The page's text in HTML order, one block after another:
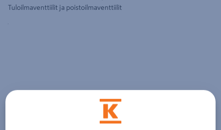
Tuloilmaventtiilit ja poistoilmaventtiilit
Yksityiskohtainen kuvaus löytyy Tuotteen kuvaus -